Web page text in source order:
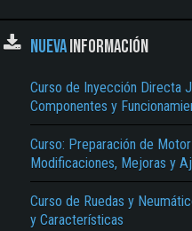
NUEVAINFORMACIÓN
Curso de Inyección Directa
Componentes y
Curso: Preparación de
Modificaciones, Mejoras y
Curso de Ruedas y
y Características